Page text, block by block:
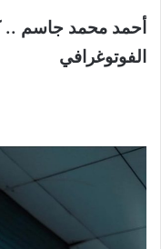
أحمد محمد جاسم ..
الفوتوغرافي